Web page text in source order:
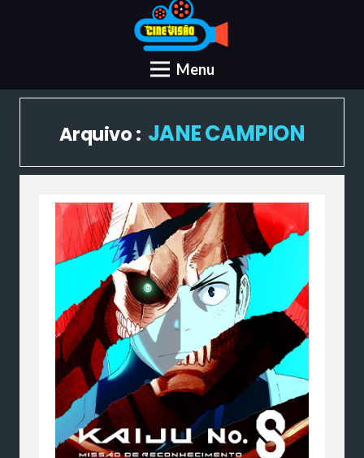
Menu
Arquivo : JANE CAMPION